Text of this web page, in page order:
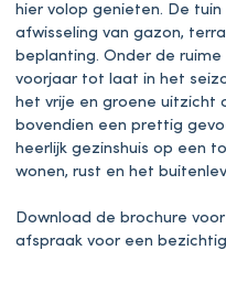
hier volop genieten. De
afwisseling van gazon,
beplanting. Onder de
voorjaar tot laat in het
het vrije en groene uitzicht
bovendien een prettig
heerlijk gezinshuis op een
wonen, rust en het
Download de brochure
afspraak voor een